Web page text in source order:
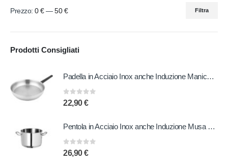
Filtra
Prezzo:0 €—50 €
Prodotti Consigliati
Padella in Acciaio Inox anche Induzione Manico in Bachelite 20 cm
0out of 5
22,90€
Pentola in Acciaio Inox anche Induzione Musa 20 cm
0out of 5
26,90€